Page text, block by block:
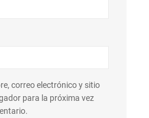
correo electrónico y sitio
para la próxima vez